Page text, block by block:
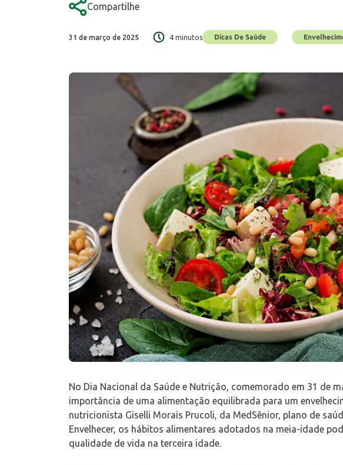
Compartilhe
31 de março de 2025 4 minutos Dicas De Saúde
No Dia Nacional da Saúde e Nutrição, comemorado em 31 de
importância de uma alimentação equilibrada para um
nutricionista Giselli Morais Prucoli, da MedSênior, plano de
Envelhecer, os hábitos alimentares adotados na meia-idade
qualidade de vida na terceira idade.